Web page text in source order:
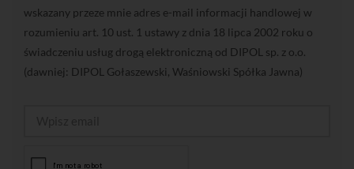
wskazany przeze mnie adres e-mail informacji handlowej w
rozumieniu art. 10 ust. 1 ustawy z dnia 18 lipca 2002 roku o
świadczeniu usług drogą elektroniczną od DIPOL sp. z o.o.
(dawniej: DIPOL Gołaszewski, Waśniowski Spółka Jawna)